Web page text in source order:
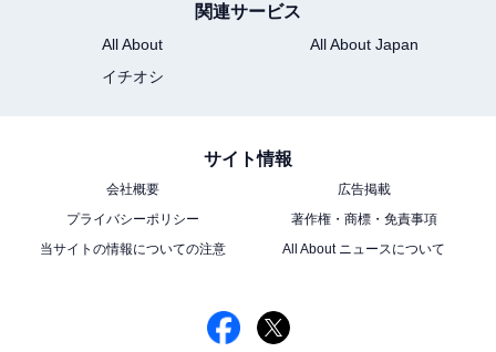
View this post on Instagram
関連サービス
All About
All About Japan
イチオシ
サイト情報
会社概要
広告掲載
プライバシーポリシー
著作権・商標・免責事項
当サイトの情報についての注意
All About ニュースについて